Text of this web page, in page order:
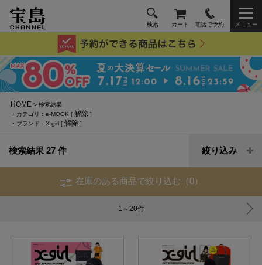
検索 カート 電話で予約 メニュー
HOME > 検索結果
・カテゴリ：e-MOOK [解除 ]
・ブランド：X-girl [解除 ]
検索結果 27 件 絞り込み
在庫のある商品で絞り込む（0）
1～20件